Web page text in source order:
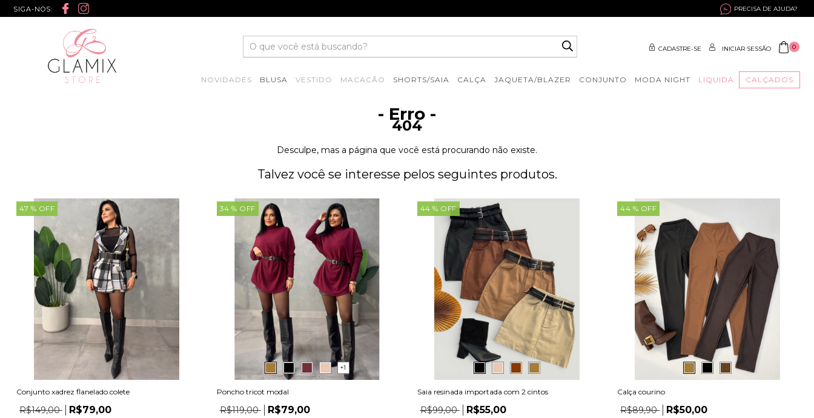
SIGA-NOS: PRECISA DE AJUDA?
CADASTRE-SE INICIAR SESSÃO 0
NOVIDADES BLUSA VESTIDO MACACÃO SHORTS/SAIA CALÇA JAQUETA/BLAZER CONJUNTO MODA NIGHT LIQUIDA CALÇADOS
- Erro -
404
Desculpe, mas a página que você está procurando não existe.
Talvez você se interesse pelos seguintes produtos.
47 % OFF
Conjunto xadrez flanelado colete
R$149,00 R$79,00
34 % OFF
+1
Poncho tricot modal
R$119,00 R$79,00
44 % OFF
Saia resinada importada com 2 cintos
R$99,00 R$55,00
44 % OFF
Calça courino
R$89,90 R$50,00